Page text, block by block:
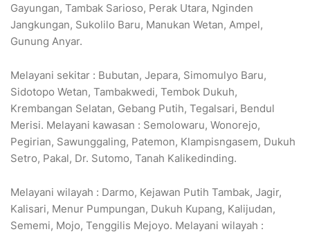
Gayungan, Tambak Sarioso, Perak Utara, Nginden
Jangkungan, Sukolilo Baru, Manukan Wetan, Ampel,
Gunung Anyar.
Melayani sekitar : Bubutan, Jepara, Simomulyo Baru,
Sidotopo Wetan, Tambakwedi, Tembok Dukuh,
Krembangan Selatan, Gebang Putih, Tegalsari, Bendul
Merisi. Melayani kawasan : Semolowaru, Wonorejo,
Pegirian, Sawunggaling, Patemon, Klampisngasem, Dukuh
Setro, Pakal, Dr. Sutomo, Tanah Kalikedinding.
Melayani wilayah : Darmo, Kejawan Putih Tambak, Jagir,
Kalisari, Menur Pumpungan, Dukuh Kupang, Kalijudan,
Sememi, Mojo, Tenggilis Mejoyo. Melayani wilayah :